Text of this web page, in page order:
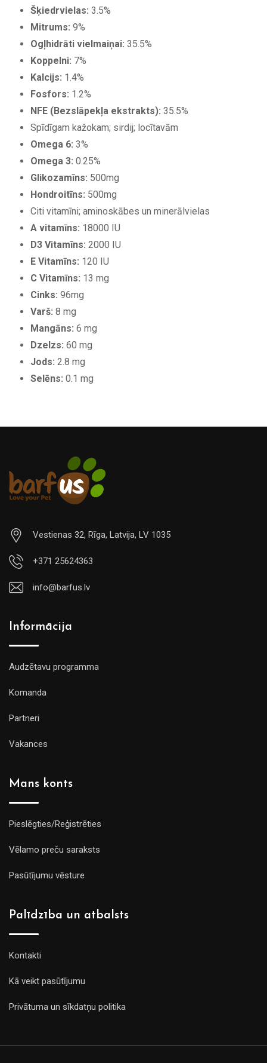
Šķiedrvielas: 3.5%
Mitrums: 9%
Ogļhidrāti vielmaiņai: 35.5%
Koppelni: 7%
Kalcijs: 1.4%
Fosfors: 1.2%
NFE (Bezslāpekļa ekstrakts): 35.5%
Spīdīgam kažokam; sirdij; locītavām
Omega 6: 3%
Omega 3: 0.25%
Glikozamīns: 500mg
Hondroitīns: 500mg
Citi vitamīni; aminoskābes un minerālvielas
A vitamīns: 18000 IU
D3 Vitamīns: 2000 IU
E Vitamīns: 120 IU
C Vitamīns: 13 mg
Cinks: 96mg
Varš: 8 mg
Mangāns: 6 mg
Dzelzs: 60 mg
Jods: 2.8 mg
Selēns: 0.1 mg
Vestienas 32, Rīga, Latvija, LV 1035
+371 25624363
info@barfus.lv
Informācija
Audzētavu programma
Komanda
Partneri
Vakances
Mans konts
Pieslēgties/Reģistrēties
Vēlamo preču saraksts
Pasūtījumu vēsture
Palīdzība un atbalsts
Kontakti
Kā veikt pasūtījumu
Privātuma un sīkdatņu politika